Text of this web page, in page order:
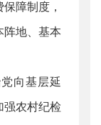
障制度，
阵地、基本
向基层延
强农村纪检